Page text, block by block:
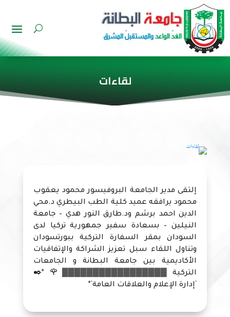
لقاءات
إلتقى مدير الجامعة البروفيسور محمود يعقوب
محمود يرافقه عميد كلية الطب البيطري د.محي
الدين احمد برشم ود.طارق النور هدي – جامعة
النيلين – بسعادة سفير جمهورية تركيا لدى
السودان بمقر السفارة التركية ببورتسودان
وتناول اللقاء سبل تعزيز الشراكة والإتفاقيات
الأكاديمية بين جامعة البطانة و الجامعات
التركية ▓▓▓▓▓▓▓▓▓▓▓▓▓▓▓▓▓🌹 *✒️
`إدارة الإعلام والعلاقات العامة`*